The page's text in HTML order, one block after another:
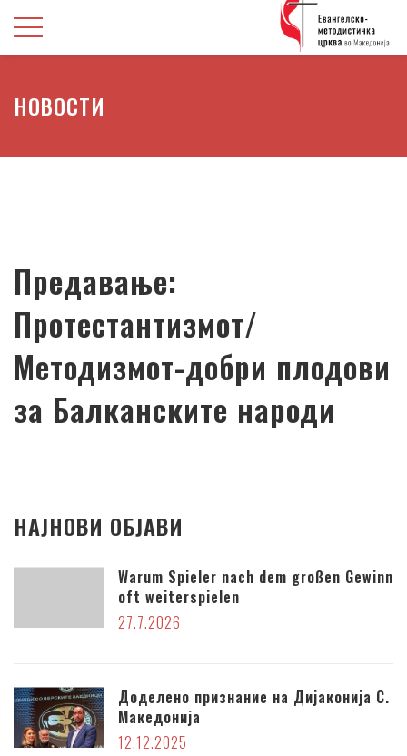
НОВОСТИ
Предавање:
Протестантизмот/
Методизмот-добри плодови
за Балканските народи
НАЈНОВИ ОБЈАВИ
Warum Spieler nach dem großen Gewinn
oft weiterspielen
27.7.2026
Доделено признание на Дијаконија С.
Македонија
12.12.2025